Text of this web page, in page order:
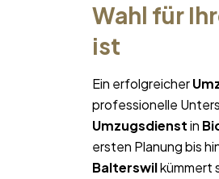
Wahl für
ist
Ein erfolgreicher
professionelle
Umzugsdienstin
ersten Planung bis
Balterswilkümmert